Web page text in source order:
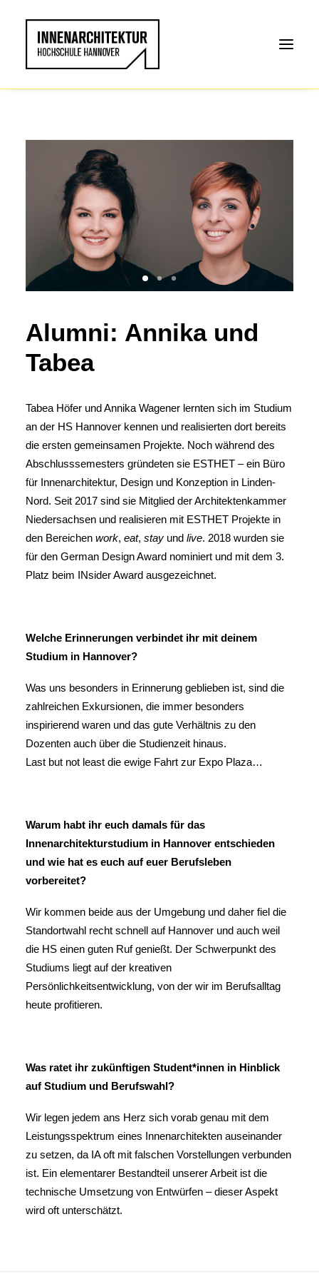
Alumni: Annika und
Tabea
Tabea Höfer und Annika Wagener lernten sich im Studium
an der HS Hannover kennen und realisierten dort bereits
die ersten gemeinsamen Projekte. Noch während des
Abschlusssemesters gründeten sie ESTHET – ein Büro
für Innenarchitektur, Design und Konzeption in Linden-
Nord. Seit 2017 sind sie Mitglied der Architektenkammer
Niedersachsen und realisieren mit ESTHET Projekte in
den Bereichen work, eat, stay und live. 2018 wurden sie
für den German Design Award nominiert und mit dem 3.
Platz beim INsider Award ausgezeichnet.
Welche Erinnerungen verbindet ihr mit deinem
Studium in Hannover?
Was uns besonders in Erinnerung geblieben ist, sind die
zahlreichen Exkursionen, die immer besonders
inspirierend waren und das gute Verhältnis zu den
Dozenten auch über die Studienzeit hinaus.
Last but not least die ewige Fahrt zur Expo Plaza…
Warum habt ihr euch damals für das
Innenarchitekturstudium in Hannover entschieden
und wie hat es euch auf euer Berufsleben
vorbereitet?
Wir kommen beide aus der Umgebung und daher fiel die
Standortwahl recht schnell auf Hannover und auch weil
die HS einen guten Ruf genießt. Der Schwerpunkt des
Studiums liegt auf der kreativen
Persönlichkeitsentwicklung, von der wir im Berufsalltag
heute profitieren.
Was ratet ihr zukünftigen Student*innen in Hinblick
auf Studium und Berufswahl?
Wir legen jedem ans Herz sich vorab genau mit dem
Leistungsspektrum eines Innenarchitekten auseinander
zu setzen, da IA oft mit falschen Vorstellungen verbunden
ist. Ein elementarer Bestandteil unserer Arbeit ist die
technische Umsetzung von Entwürfen – dieser Aspekt
wird oft unterschätzt.